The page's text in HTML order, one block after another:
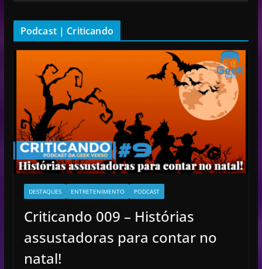
d
v
Podcast | Criticando
DESTAQUES ENTRETENIMENTO PODCAST
Criticando 009 – Histórias
assustadoras para contar no
natal!